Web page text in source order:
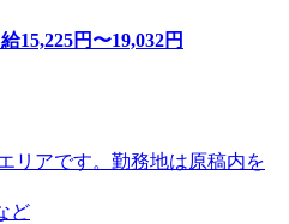
給15,225円〜19,032円
リアです。勤務地は原稿内を
ど